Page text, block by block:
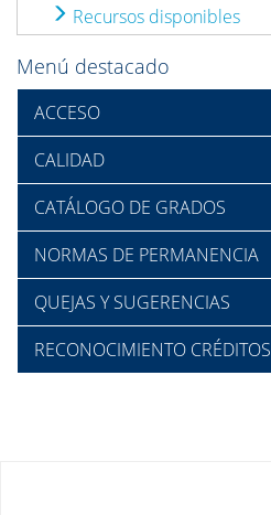
Recursos disponibles
Menú destacado
ACCESO
CALIDAD
CATÁLOGO DE GRADOS
NORMAS DE PERMANENCIA
QUEJAS Y SUGERENCIAS
RECONOCIMIENTO CRÉDITOS